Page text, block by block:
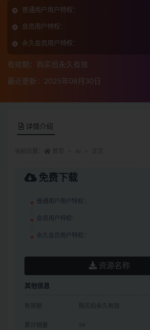
普通用户用户特权：
会员用户特权：
永久会员用户特权：
有效期：购买后永久有效
最近更新：2025年08月30日
详情介绍
免费下载
普通用户用户特权：
会员用户特权：
永久会员用户特权：
资源名称
其他信息
有效期 购买后永久有效
累计销量 59